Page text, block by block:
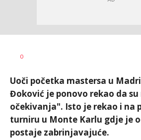
AUTOR
0
Uoči početka mastersa u
Đoković je ponovo rekao da
očekivanja". Isto je rekao i na
turniru u Monte Karlu gdje je
postaje zabrinjavajuće.